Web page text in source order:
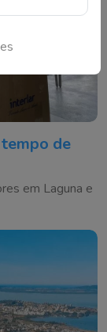
de
em Laguna e